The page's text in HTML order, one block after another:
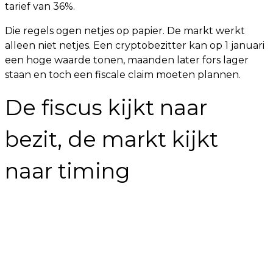
tarief van 36%.
Die regels ogen netjes op papier. De markt werkt
alleen niet netjes. Een cryptobezitter kan op 1 januari
een hoge waarde tonen, maanden later fors lager
staan en toch een fiscale claim moeten plannen.
De fiscus kijkt naar
bezit, de markt kijkt
naar timing